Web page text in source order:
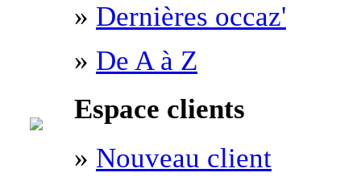
» Dernières occaz'
» De A à Z
Espace clients
» Nouveau client